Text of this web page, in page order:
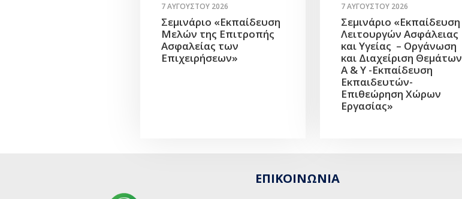
7 ΑΥΓΟΎΣΤΟΥ 2026
Σεμινάριο «Εκπαίδευση
Μελών της Επιτροπής
Ασφαλείας των
Επιχειρήσεων»
7 ΑΥΓΟΎΣΤΟΥ 2026
Σεμινάριο «Εκπαίδευση
Λειτουργών Ασφάλειας
και Υγείας – Οργάνωση
και Διαχείριση Θεμάτων
Α & Υ -Εκπαίδευση
Εκπαιδευτών-
Επιθεώρηση Χώρων
Εργασίας»
ΕΠΙΚΟΙΝΩΝΙΑ